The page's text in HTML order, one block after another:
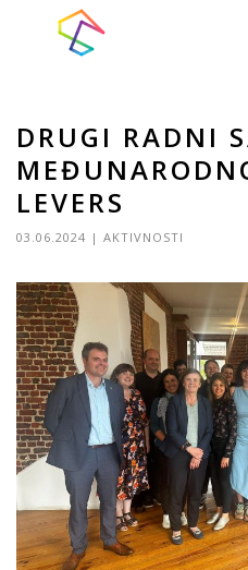
DRUGI RADNI
LEVERS
03.06.2024 | AKTIVNOSTI